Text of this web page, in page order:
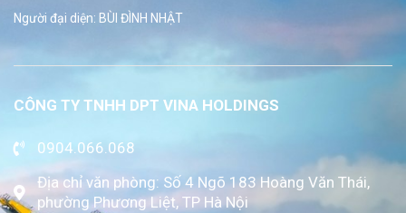
Người đại diện: BÙI ĐÌNH NHẬT
CÔNG TY TNHH DPT VINA HOLDINGS
0904.066.068
Địa chỉ văn phòng: Số 4 Ngõ 183 Hoàng Văn Thái,
phường Phương Liệt, TP Hà Nội